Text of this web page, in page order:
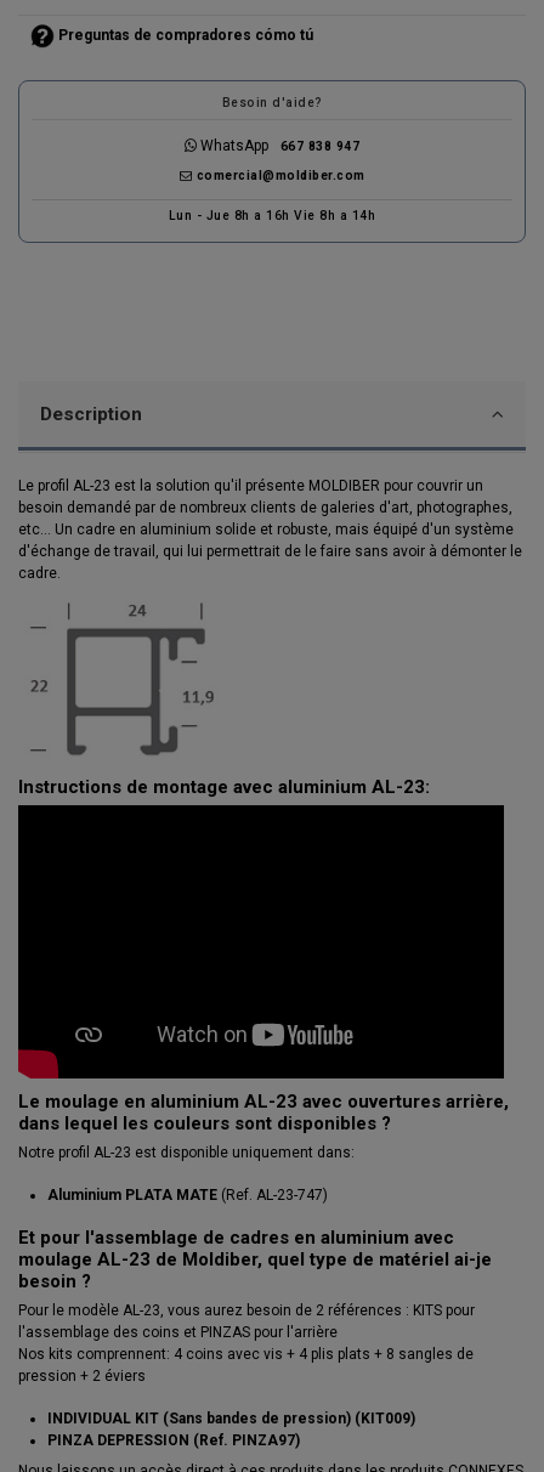
Preguntas de compradores cómo tú
Besoin d'aide?
WhatsApp 667 838 947
comercial@moldiber.com
Lun - Jue 8h a 16h Vie 8h a 14h
Description
Le profil AL-23 est la solution qu'il présente MOLDIBER pour couvrir un
besoin demandé par de nombreux clients de galeries d'art, photographes,
etc... Un cadre en aluminium solide et robuste, mais équipé d'un système
d'échange de travail, qui lui permettrait de le faire sans avoir à démonter le
cadre.
Instructions de montage avec aluminium AL-23:
Le moulage en aluminium AL-23 avec ouvertures arrière,
dans lequel les couleurs sont disponibles ?
Notre profil AL-23 est disponible uniquement dans:
Aluminium PLATA MATE (Ref. AL-23-747)
Et pour l'assemblage de cadres en aluminium avec
moulage AL-23 de Moldiber, quel type de matériel ai-je
besoin ?
Pour le modèle AL-23, vous aurez besoin de 2 références : KITS pour
l'assemblage des coins et PINZAS pour l'arrière
Nos kits comprennent: 4 coins avec vis + 4 plis plats + 8 sangles de
pression + 2 éviers
INDIVIDUAL KIT (Sans bandes de pression) (KIT009)
PINZA DEPRESSION (Ref. PINZA97)